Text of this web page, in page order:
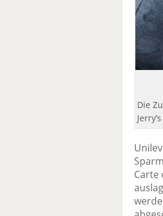
Die
Carte